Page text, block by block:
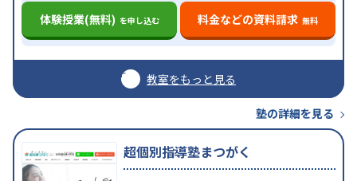
体験授業(無料) を申し込む 料金などの資料請求 無料
教室をもっと見る
塾の詳細を見る
超個別指導塾まつがく